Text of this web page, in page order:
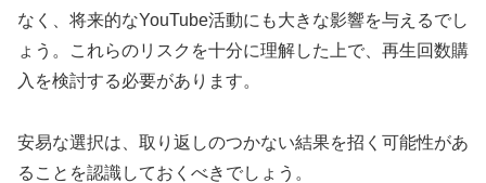
なく、将来的なYouTube活動にも大きな影響を与えるでし
ょう。これらのリスクを十分に理解した上で、再生回数購
入を検討する必要があります。
安易な選択は、取り返しのつかない結果を招く可能性があ
ることを認識しておくべきでしょう。